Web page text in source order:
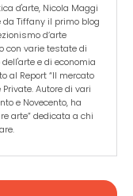
d'arte, Nicola Maggi
da Tiffany il primo blog
d’arte
con varie testate di
e di economia
al Report “Il mercato
Autore di vari
e Novecento, ha
arte” dedicata a chi